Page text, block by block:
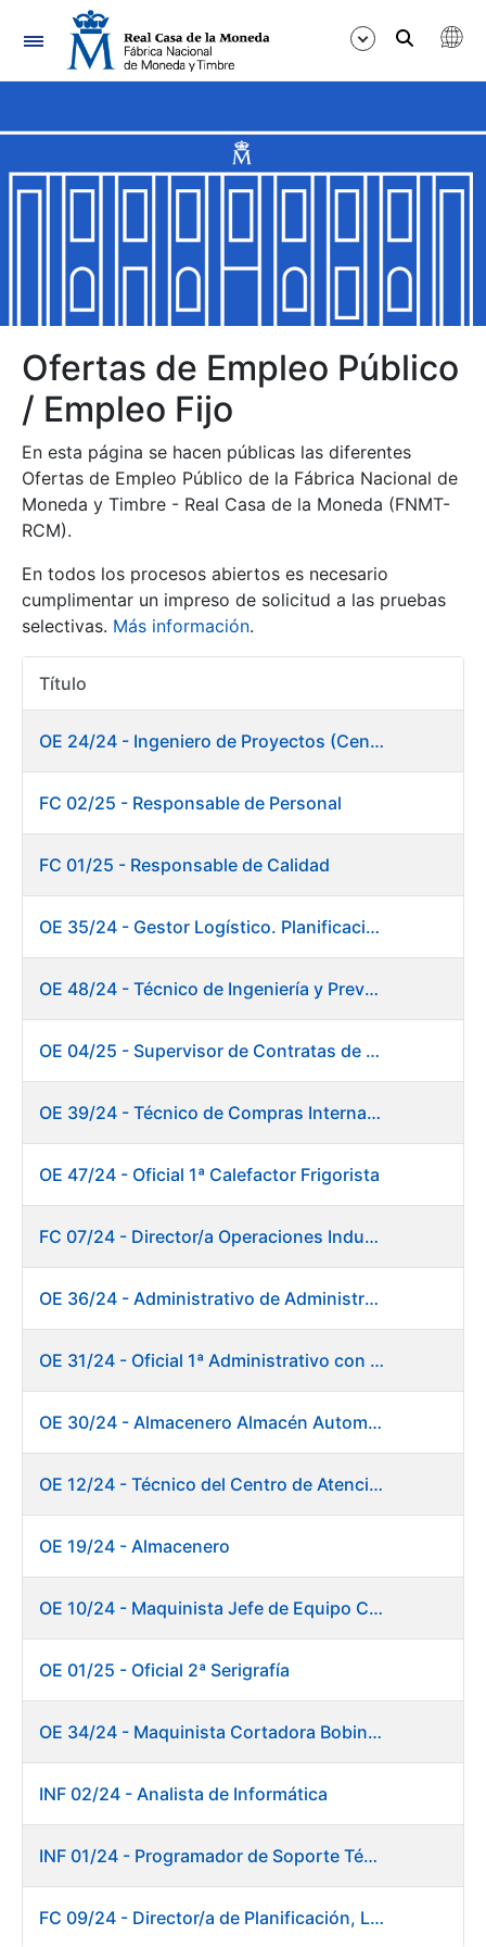
Navegación
Mostrar/Ocultar
Mostrar/Ocultar
Mostrar/Ocultar
Mostrar/Ocultar
Mostrar/Ocultar
Mostrar/Ocultar
Mostrar/Ocultar
Mostrar/Ocultar
Ofertas de Empleo Público
/ Empleo Fijo
En esta página se hacen públicas las diferentes
Ofertas de Empleo Público de la Fábrica Nacional de
Moneda y Timbre - Real Casa de la Moneda (FNMT-
RCM).
En todos los procesos abiertos es necesario
cumplimentar un impreso de solicitud a las pruebas
selectivas. Más información.
Título
OE 24/24 - Ingeniero de Proyectos (Centro de trabajo Burgos)
FC 02/25 - Responsable de Personal
FC 01/25 - Responsable de Calidad
OE 35/24 - Gestor Logístico. Planificación, Logística y Almacenes
OE 48/24 - Técnico de Ingeniería y Prevención de Mantenimiento
OE 04/25 - Supervisor de Contratas de Climatización. Fábrica Papel
OE 39/24 - Técnico de Compras Internacional
OE 47/24 - Oficial 1ª Calefactor Frigorista
FC 07/24 - Director/a Operaciones Industriales
OE 36/24 - Administrativo de Administración de Personal
OE 31/24 - Oficial 1ª Administrativo con inglés y francés
OE 30/24 - Almacenero Almacén Automático
OE 12/24 - Técnico del Centro de Atención a Usuarios
OE 19/24 - Almacenero
OE 10/24 - Maquinista Jefe de Equipo Corte y Enfajado
OE 01/25 - Oficial 2ª Serigrafía
OE 34/24 - Maquinista Cortadora Bobinadora. Fábrica Papel
INF 02/24 - Analista de Informática
INF 01/24 - Programador de Soporte Técnico
FC 09/24 - Director/a de Planificación, Logística y Almacenes